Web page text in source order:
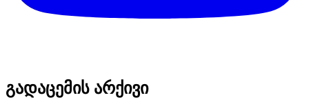
გადაცემის არქივი